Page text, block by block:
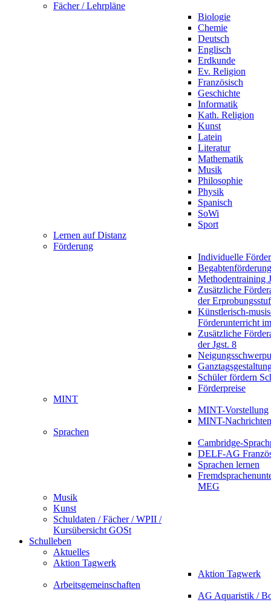
Fächer / Lehrpläne
Biologie
Chemie
Deutsch
Englisch
Erdkunde
Ev. Religion
Französisch
Geschichte
Informatik
Kath. Religion
Kunst
Latein
Literatur
Mathematik
Musik
Philosophie
Physik
Spanisch
SoWi
Sport
Lernen auf Distanz
Förderung
Individuelle
Begabtenförderung
Methodentraining
Zusätzliche
der
Künstlerisch-
Förderunterricht
Zusätzliche
der Jgst. 8
Schüler fördern
Förderpreise
MINT
MINT-Vorstellung
MINT-Nachrichten
Sprachen
Cambridge-
DELF-AG
Sprachen lernen
MEG
Musik
Kunst
Schuldaten / Fächer / WPII /
Kursübersicht GOSt
Schulleben
Aktuelles
Aktion Tagwerk
Aktion Tagwerk
Arbeitsgemeinschaften
AG Aquaristik /